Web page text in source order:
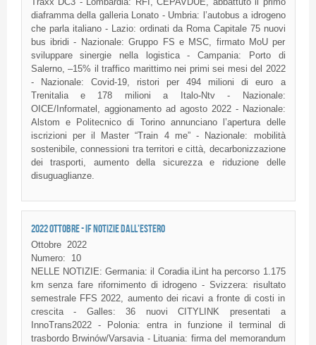
diaframma della galleria Lonato - Umbria: l’autobus a idrogeno
che parla italiano - Lazio: ordinati da Roma Capitale 75 nuovi
bus ibridi - Nazionale: Gruppo FS e MSC, firmato MoU per
sviluppare sinergie nella logistica - Campania: Porto di
Salerno, –15% il traffico marittimo nei primi sei mesi del 2022
- Nazionale: Covid-19, ristori per 494 milioni di euro a
Trenitalia e 178 milioni a Italo-Ntv - Nazionale:
OICE/Informatel, aggionamento ad agosto 2022 - Nazionale:
Alstom e Politecnico di Torino annunciano l’apertura delle
iscrizioni per il Master “Train 4 me” - Nazionale: mobilità
sostenibile, connessioni tra territori e città, decarbonizzazione
dei trasporti, aumento della sicurezza e riduzione delle
disuguaglianze.
2022 OTTOBRE - IF NOTIZIE DALL'ESTERO
Ottobre 2022
Numero:
10
NELLE NOTIZIE: Germania: il Coradia iLint ha percorso 1.175
km senza fare rifornimento di idrogeno - Svizzera: risultato
semestrale FFS 2022, aumento dei ricavi a fronte di costi in
crescita - Galles: 36 nuovi CITYLINK presentati a
InnoTrans2022 - Polonia: entra in funzione il terminal di
trasbordo Brwinów/Varsavia - Lituania: firma del memorandum